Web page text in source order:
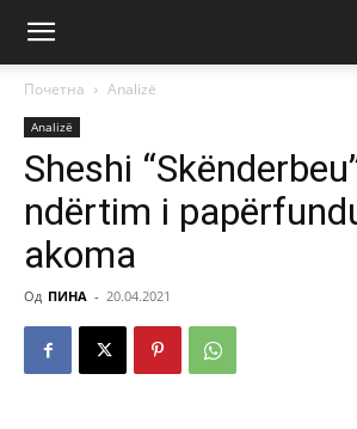
Почетна Аnalizë
Аnalizë
Sheshi
ndërtim i
akoma
Од ПИНА - 20.04.2021